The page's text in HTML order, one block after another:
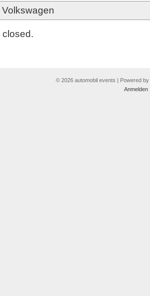
Volkswagen
closed.
© 2026 automobil events | Powered by
Anmelden|